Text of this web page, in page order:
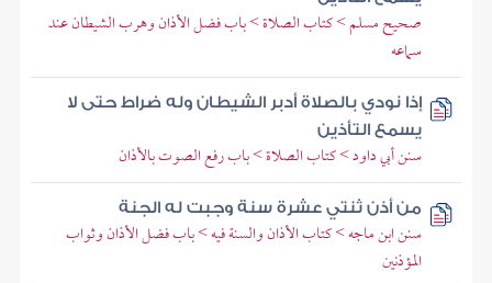
صحيح مسلم > كتاب الصلاة > باب فضل الأذان وهرب الشيطان عند
سماعه
إذا نودي بالصلاة أدبر الشيطان وله ضراط حتى لا
يسمع التأذين
سنن أبي داود > كتاب الصلاة > باب رفع الصوت بالأذان
من أذن ثنتي عشرة سنة وجبت له الجنة
سنن ابن ماجه > كتاب الأذان والسنة فيه > باب فضل الأذان وثواب
المؤذنين